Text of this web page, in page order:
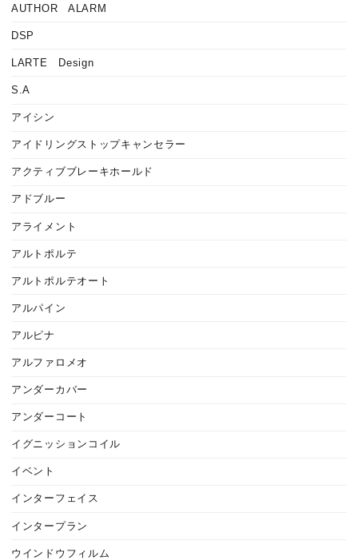
AUTHOR ALARM
DSP
LARTE Design
S.A
アイシン
アイドリングストップキャンセラー
アクティブブレーキホールド
アドブルー
アライメント
アルトポルテ
アルトポルテオート
アルパイン
アルピナ
アルファロメオ
アンダーカバー
アンダーコート
イグニッションコイル
イベント
インターフェイス
インタープラン
ウインドウフィルム